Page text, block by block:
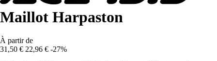
Maillot Harpaston
À partir de
31,50 € 22,96 € -27%